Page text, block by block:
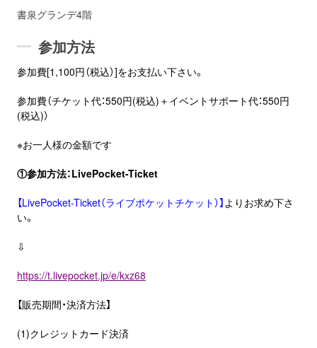
書泉グランデ4階
参加方法
参加費[1,100円（税込）]をお支払い下さい。
参加費（チケット代：550円(税込)＋イベントサポート代：550円
(税込)）
※お一人様の金額です
①参加方法：LivePocket-Ticket
【LivePocket-Ticket（ライブポケットチケット）】よりお求め下さ
い。
⇩
https://t.livepocket.jp/e/kxz68
【販売期間・決済方法】
(1)クレジットカード決済